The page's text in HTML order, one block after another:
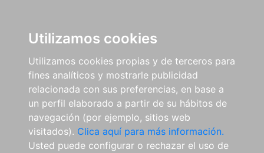
Utilizamos cookies
Utilizamos cookies propias y de terceros para
fines analíticos y mostrarle publicidad
relacionada con sus preferencias, en base a
un perfil elaborado a partir de su hábitos de
navegación (por ejemplo, sitios web
visitados). Clica aquí para más información.
Usted puede configurar o rechazar el uso de